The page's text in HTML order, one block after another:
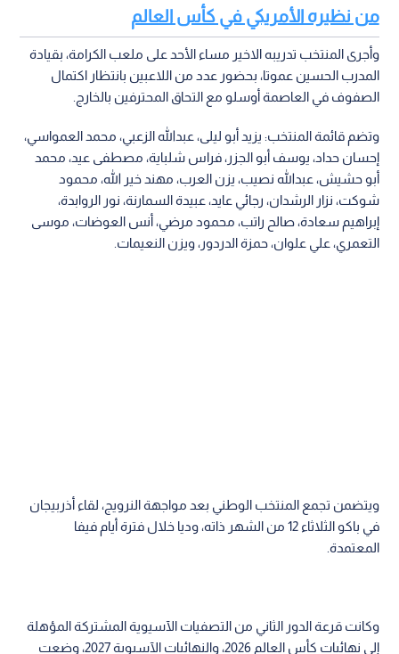
من نظيره الأمريكي في كأس العالم
وأجرى المنتخب تدريبه الاخير مساء الأحد على ملعب الكرامة، بقيادة
المدرب الحسين عموتا، بحضور عدد من اللاعبين بانتظار اكتمال
الصفوف في العاصمة أوسلو مع التحاق المحترفين بالخارج.
وتضم قائمة المنتخب: يزيد أبو ليلى، عبدالله الزعبي، محمد العمواسي،
إحسان حداد، يوسف أبو الجزر، فراس شلباية، مصطفى عيد، محمد
أبو حشيش، عبدالله نصيب، يزن العرب، مهند خير الله، محمود
شوكت، نزار الرشدان، رجائي عايد، عبيدة السمارنة، نور الروابدة،
إبراهيم سعادة، صالح راتب، محمود مرضي، أنس العوضات، موسى
التعمري، علي علوان، حمزة الدردور، ويزن النعيمات.
ويتضمن تجمع المنتخب الوطني بعد مواجهة النرويج، لقاء أذربيجان
في باكو الثلاثاء 12 من الشهر ذاته، وديا خلال فترة أيام فيفا
المعتمدة.
وكانت قرعة الدور الثاني من التصفيات الآسيوية المشتركة المؤهلة
إلى نهائيات كأس العالم 2026، والنهائيات الآسيوية 2027، وضعت